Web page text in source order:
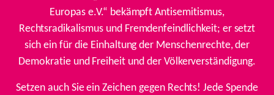
Europas e.V.“ bekämpft Antisemitismus,
Rechtsradikalismus und Fremdenfeindlichkeit; er setzt
sich ein für die Einhaltung der Menschenrechte, der
Demokratie und Freiheit und der Völkerverständigung.
Setzen auch Sie ein Zeichen gegen Rechts! Jede Spende